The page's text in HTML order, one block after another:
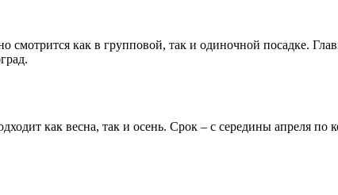
смотрится как в групповой, так и одиночной посадке.
как весна, так и осень. Срок – с середины апреля по